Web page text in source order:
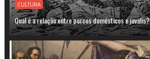
CULTURA
Qual é a relação entre porcos domésticos e javalis?